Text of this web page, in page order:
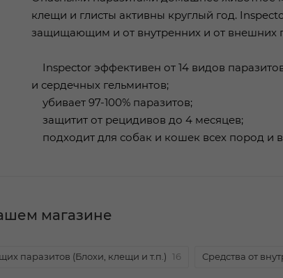
клещи и глисты активны круглый год.
защищающим и от внутренних и от внешних
Inspector эффективен от 14 видов
и сердечных гельминтов;
убивает 97-100% паразитов;
защитит от рецидивов до 4 месяцев;
подходит для собак и кошек всех пород и
магазине
паразитов (Блохи, клещи и т.п.) 16 Средства от